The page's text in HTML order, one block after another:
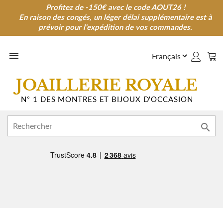
Profitez de -150€ avec le code AOUT26 !
En raison des congés, un léger délai supplémentaire est à
prévoir pour l'expédition de vos commandes.
Profitez de -150€ avec le code AOUT26 !
En raison des congés, un léger délai supplémentaire est à
prévoir pour l'expédition de vos commandes.

JOAILLERIE ROYALE
N° 1 DES MONTRES ET BIJOUX D'OCCASION
